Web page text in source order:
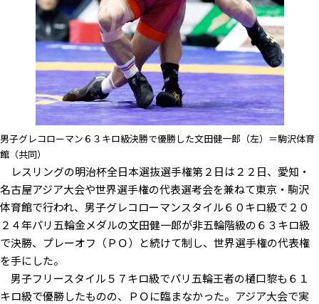
男子グレコローマン６３キロ級決勝で優勝した文田健一郎（左）＝駒沢体育
館（共同）
レスリングの明治杯全日本選抜選手権第２日は２２日、愛知・
名古屋アジア大会や世界選手権の代表選考会を兼ねて東京・駒沢
体育館で行われ、男子グレコローマンスタイル６０キロ級で２０
２４年パリ五輪金メダルの文田健一郎が非五輪階級の６３キロ級
で決勝、プレーオフ（ＰＯ）と続けて制し、世界選手権の代表権
を手にした。
男子フリースタイル５７キロ級でパリ五輪王者の樋口黎も６１
キロ級で優勝したものの、ＰＯに臨まなかった。アジア大会で実